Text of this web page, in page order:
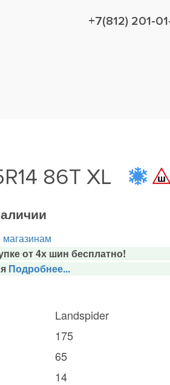
+7(812) 201-
86T XL
от 4х шин бесплатно!
Подробнее...
Landspider
175
65
14